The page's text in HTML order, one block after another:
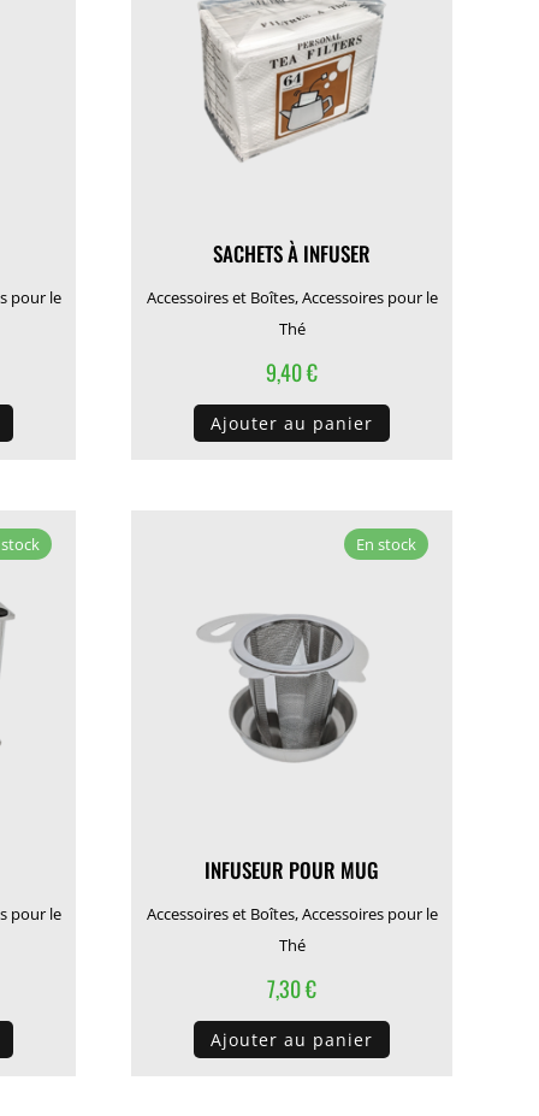
pour le
SACHETS À INFUSER
Accessoires et Boîtes,Accessoires pour le
Thé
9,40€
Ajouter au panier
pour le
En stock
INFUSEUR POUR MUG
Accessoires et Boîtes,Accessoires pour le
Thé
7,30€
Ajouter au panier